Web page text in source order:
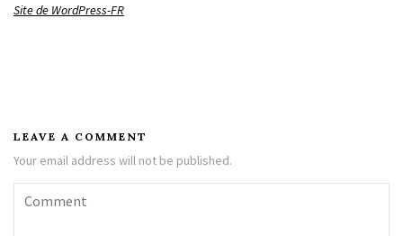
Site de WordPress-FR
LEAVE A COMMENT
Your email address will not be published.